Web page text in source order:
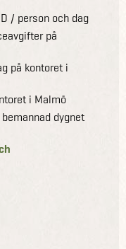
/ person och dag
på
på kontoret i
i Malmö
dygnet